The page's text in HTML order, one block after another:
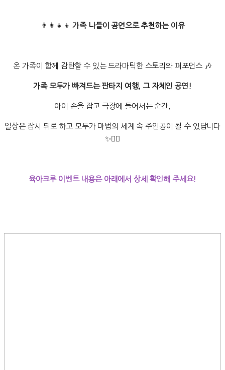
👨‍👩‍👧‍👦가족 나들이 공연으로 추천하는 이유
온 가족이 함께 감탄할 수 있는 드라마틱한 스토리와 퍼포먼스 🎶
가족 모두가 빠져드는 판타지 여행, 그 자체인 공연!
아이 손을 잡고 극장에 들어서는 순간,
일상은 잠시 뒤로 하고 모두가 마법의 세계 속 주인공이 될 수 있답니다
✨🧙‍♂️
육아크루 이벤트 내용은 아래에서 상세 확인해 주세요!